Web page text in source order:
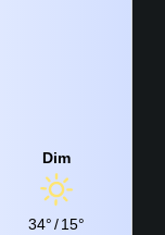
Dim
34°/15°